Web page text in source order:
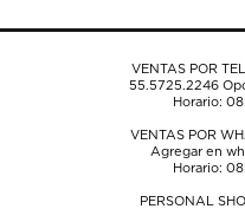
envío.envío.envío.envío.envío.
VENTAS POR
55.5725.2246
Horario:
VENTAS POR
Agregar en
Horario:
PERSONAL